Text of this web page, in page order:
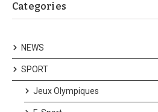
Categories
NEWS
SPORT
Jeux Olympiques